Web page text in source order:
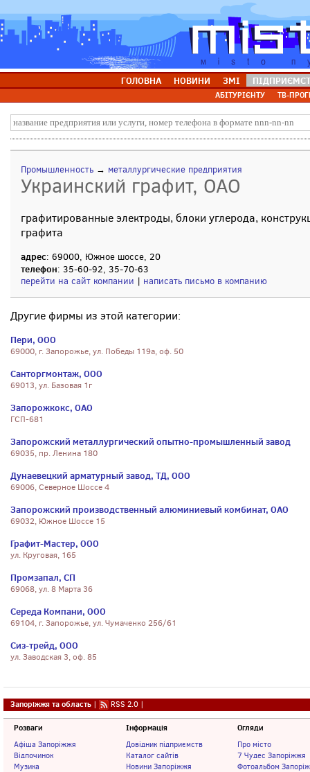
ГОЛОВНА НОВИНИ ЗМІ
АБІТУРІЄНТУ ТВ-
Промышленность → металлургические предприятия
Украинский графит, ОАО
графитированные электроды, блоки углерода,
графита
адрес: 69000, Южное шоссе, 20
телефон: 35-60-92, 35-70-63
перейти на сайт компании | написать письмо в компанию
Другие фирмы из этой категории:
Пери, ООО
69000, г. Запорожье, ул. Победы 119а, оф. 50
Санторгмонтаж, ООО
69013, ул. Базовая 1г
Запорожкокс, ОАО
ГСП-681
Запорожский металлургический опытно-промышленный завод
69035, пр. Ленина 180
Дунаевецкий арматурный завод, ТД, ООО
69006, Северное Шоссе 4
Запорожский производственный алюминиевый комбинат, ОАО
69032, Южное Шоссе 15
Графит-Мастер, ООО
ул. Круговая, 165
Промзапал, СП
69068, ул. 8 Марта 36
Середа Компани, ООО
69104, г. Запорожье, ул. Чумаченко 256/61
Сиз-трейд, ООО
ул. Заводская 3, оф. 85
Запоріжжя та область | RSS 2.0 |
Розваги
Афіша Запоріжжя
Відпочинок
Музика
Інформація
Довідник підприємств
Каталог сайтів
Новини Запоріжжя
Огляди
Про місто
7 Чудес Запоріжжя
Фотоальбом